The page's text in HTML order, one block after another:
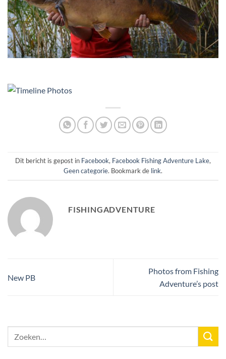
Dit bericht is gepost in Facebook, Facebook Fishing Adventure Lake,
Geen categorie. Bookmark de link.
FISHINGADVENTURE
New PB
Photos from Fishing
Adventure’s post